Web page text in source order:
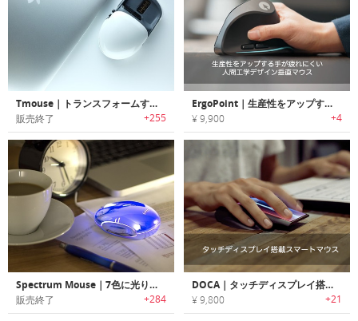
Tmouse｜トランスフォームするマウス「ティーマウス」
販売終了 +255
ErgoPoint｜生産性をアップする手が疲れにくい人間工学デザイン垂直マウス「エルゴポイント」
¥ 9,900 +4
Spectrum Mouse｜7色に光り輝くLEDマウス「スペクトラムマウス」
販売終了 +284
DOCA｜タッチディスプレイ搭載スマートマウス
¥ 9,800 +21